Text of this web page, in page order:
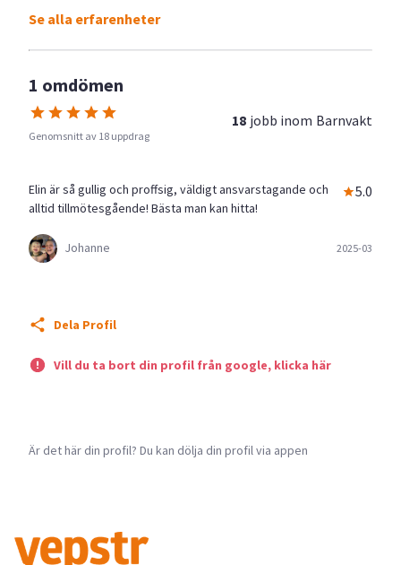
Se alla erfarenheter
1 omdömen
Genomsnitt av 18 uppdrag
18 jobb inom Barnvakt
Elin är så gullig och proffsig, väldigt ansvarstagande och
alltid tillmötesgående! Bästa man kan hitta!
5.0
Johanne 2025-03
Dela Profil
Vill du ta bort din profil från google, klicka här
Är det här din profil? Du kan dölja din profil via appen